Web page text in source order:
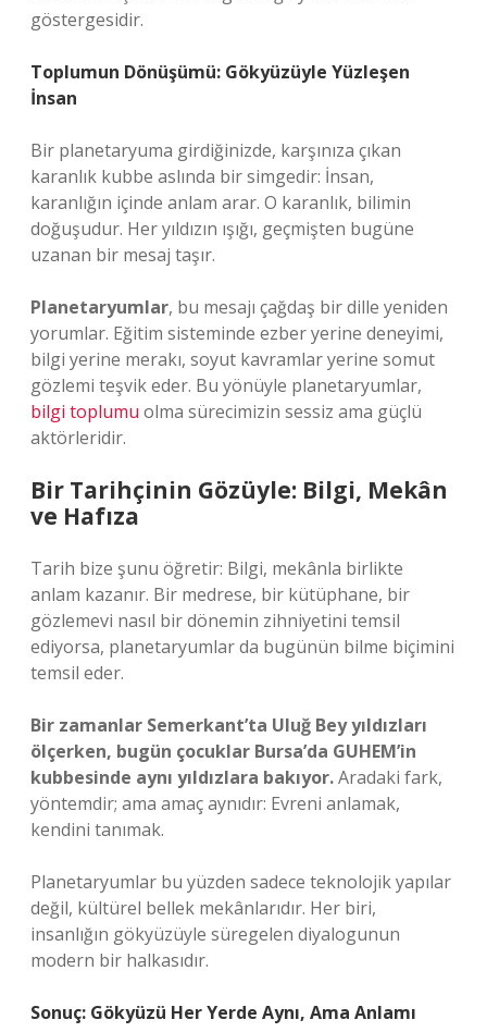
göstergesidir.
Toplumun Dönüşümü: Gökyüzüyle Yüzleşen
İnsan
Bir planetaryuma girdiğinizde, karşınıza çıkan
karanlık kubbe aslında bir simgedir: İnsan,
karanlığın içinde anlam arar. O karanlık, bilimin
doğuşudur. Her yıldızın ışığı, geçmişten bugüne
uzanan bir mesaj taşır.
Planetaryumlar, bu mesajı çağdaş bir dille yeniden
yorumlar. Eğitim sisteminde ezber yerine deneyimi,
bilgi yerine merakı, soyut kavramlar yerine somut
gözlemi teşvik eder. Bu yönüyle planetaryumlar,
bilgi toplumu olma sürecimizin sessiz ama güçlü
aktörleridir.
Bir Tarihçinin Gözüyle: Bilgi, Mekân
ve Hafıza
Tarih bize şunu öğretir: Bilgi, mekânla birlikte
anlam kazanır. Bir medrese, bir kütüphane, bir
gözlemevi nasıl bir dönemin zihniyetini temsil
ediyorsa, planetaryumlar da bugünün bilme biçimini
temsil eder.
Bir zamanlar Semerkant’ta Uluğ Bey yıldızları
ölçerken, bugün çocuklar Bursa’da GUHEM’in
kubbesinde aynı yıldızlara bakıyor.Aradaki fark,
yöntemdir; ama amaç aynıdır: Evreni anlamak,
kendini tanımak.
Planetaryumlar bu yüzden sadece teknolojik yapılar
değil, kültürel bellek mekânlarıdır. Her biri,
insanlığın gökyüzüyle süregelen diyalogunun
modern bir halkasıdır.
Sonuç: Gökyüzü Her Yerde Aynı, Ama Anlamı